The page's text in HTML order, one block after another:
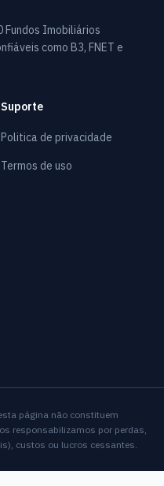
Fundos Imobiliários
como B3, FNET e
Suporte
Politica de privacidade
Termos de uso
página não constituem
responsabilizamos por perdas,
custos ou lucros cessantes.